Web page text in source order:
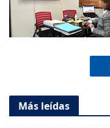
Más leídas